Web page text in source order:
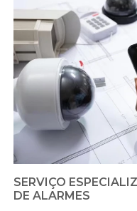
SERVIÇO
DE ALARMES